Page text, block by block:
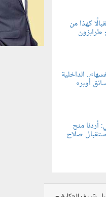
كهذا من
الداخلية
أوبر»
أردنا منح
صلاح